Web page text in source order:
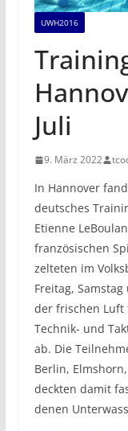
UWH2016
Juli
9. März 2022
In Hannover
deutsches
Etienne
französischen
zelteten im
Freitag,
der frischen Luft
Technik- und
ab. Die
Berlin,
deckten damit
denen